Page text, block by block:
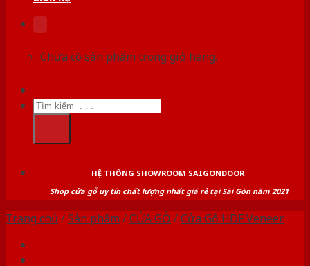
Chưa có sản phẩm trong giỏ hàng.
Tìm
kiếm:
HỆ THỐNG SHOWROOM SAIGONDOOR
Shop cửa gỗ uy tín chất lượng nhất giá rẻ tại Sài Gòn năm 2021
Trang chủ /Sản phẩm /CỬA GỖ /Cửa Gỗ HDF Veneer